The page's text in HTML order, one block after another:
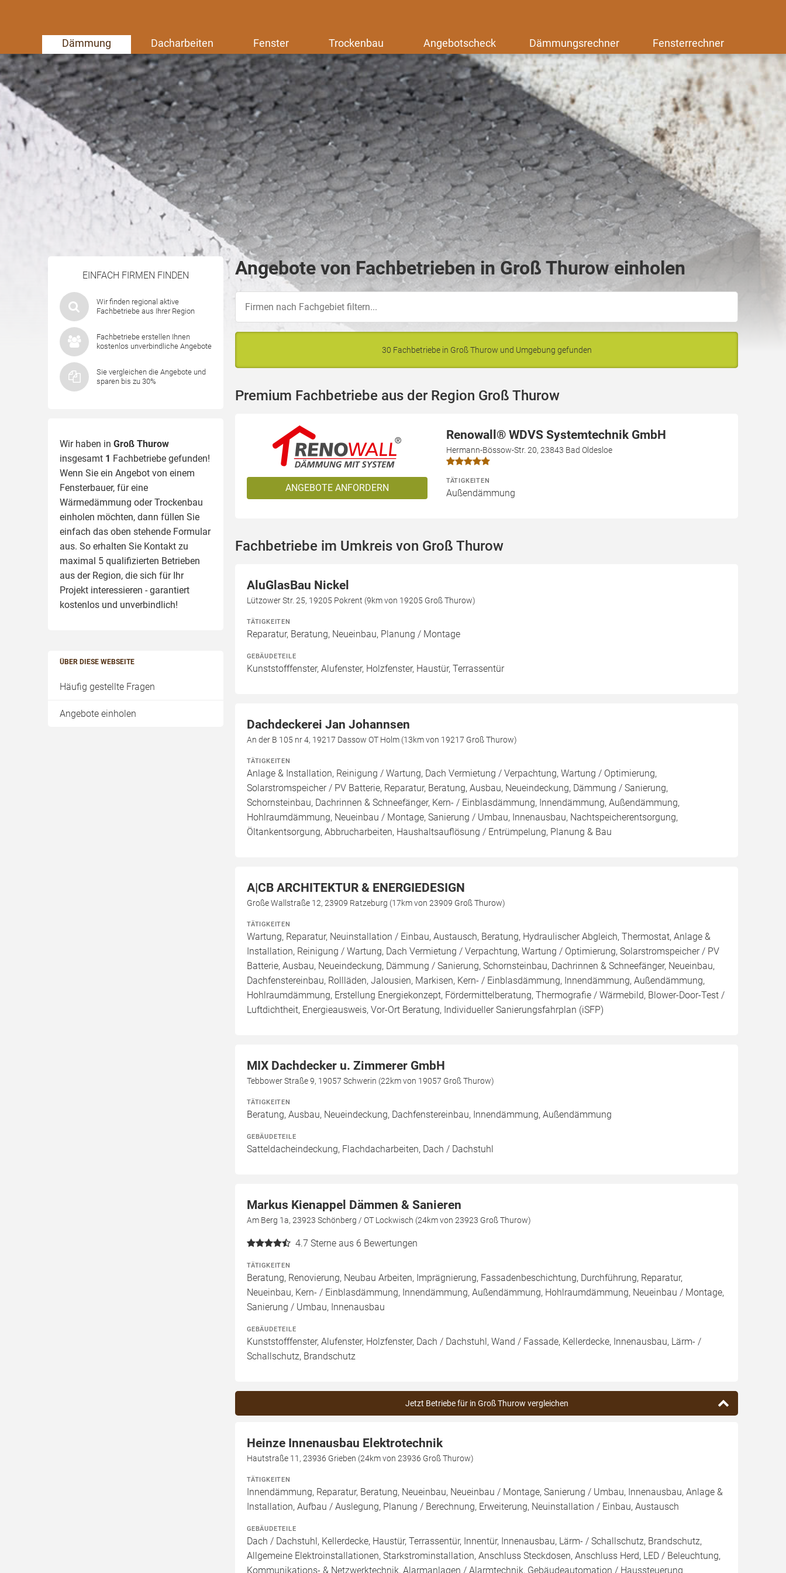
Dämmung Dacharbeiten Fenster Trockenbau Angebotscheck Dämmungsrechner Fensterrechner
EINFACH FIRMEN FINDEN
Wir finden regional aktive
Fachbetriebe aus Ihrer Region
Fachbetriebe erstellen Ihnen
kostenlos unverbindliche Angebote
Sie vergleichen die Angebote und
sparen bis zu 30%
Wir haben in Groß Thurow
insgesamt 1 Fachbetriebe gefunden!
Wenn Sie ein Angebot von einem
Fensterbauer, für eine
Wärmedämmung oder Trockenbau
einholen möchten, dann füllen Sie
einfach das oben stehende Formular
aus. So erhalten Sie Kontakt zu
maximal 5 qualifizierten Betrieben
aus der Region, die sich für Ihr
Projekt interessieren - garantiert
kostenlos und unverbindlich!
ÜBER DIESE WEBSEITE
Häufig gestellte Fragen
Angebote einholen
Angebote von Fachbetrieben in Groß Thurow einholen
30 Fachbetriebe in Groß Thurow und Umgebung gefunden
Premium Fachbetriebe aus der Region Groß Thurow
ANGEBOTE ANFORDERN
Renowall® WDVS Systemtechnik GmbH
Hermann-Bössow-Str. 20, 23843 Bad Oldesloe
TÄTIGKEITEN
Außendämmung
Fachbetriebe im Umkreis von Groß Thurow
AluGlasBau Nickel
Lützower Str. 25, 19205 Pokrent (9km von 19205 Groß Thurow)
TÄTIGKEITEN
Reparatur, Beratung, Neueinbau, Planung / Montage
GEBÄUDETEILE
Kunststofffenster, Alufenster, Holzfenster, Haustür, Terrassentür
Dachdeckerei Jan Johannsen
An der B 105 nr 4, 19217 Dassow OT Holm (13km von 19217 Groß Thurow)
TÄTIGKEITEN
Anlage & Installation, Reinigung / Wartung, Dach Vermietung / Verpachtung, Wartung / Optimierung,
Solarstromspeicher / PV Batterie, Reparatur, Beratung, Ausbau, Neueindeckung, Dämmung / Sanierung,
Schornsteinbau, Dachrinnen & Schneefänger, Kern- / Einblasdämmung, Innendämmung, Außendämmung,
Hohlraumdämmung, Neueinbau / Montage, Sanierung / Umbau, Innenausbau, Nachtspeicherentsorgung,
Öltankentsorgung, Abbrucharbeiten, Haushaltsauflösung / Entrümpelung, Planung & Bau
A|CB ARCHITEKTUR & ENERGIEDESIGN
Große Wallstraße 12, 23909 Ratzeburg (17km von 23909 Groß Thurow)
TÄTIGKEITEN
Wartung, Reparatur, Neuinstallation / Einbau, Austausch, Beratung, Hydraulischer Abgleich, Thermostat, Anlage &
Installation, Reinigung / Wartung, Dach Vermietung / Verpachtung, Wartung / Optimierung, Solarstromspeicher / PV
Batterie, Ausbau, Neueindeckung, Dämmung / Sanierung, Schornsteinbau, Dachrinnen & Schneefänger, Neueinbau,
Dachfenstereinbau, Rollläden, Jalousien, Markisen, Kern- / Einblasdämmung, Innendämmung, Außendämmung,
Hohlraumdämmung, Erstellung Energiekonzept, Fördermittelberatung, Thermografie / Wärmebild, Blower-Door-Test /
Luftdichtheit, Energieausweis, Vor-Ort Beratung, Individueller Sanierungsfahrplan (iSFP)
MIX Dachdecker u. Zimmerer GmbH
Tebbower Straße 9, 19057 Schwerin (22km von 19057 Groß Thurow)
TÄTIGKEITEN
Beratung, Ausbau, Neueindeckung, Dachfenstereinbau, Innendämmung, Außendämmung
GEBÄUDETEILE
Satteldacheindeckung, Flachdacharbeiten, Dach / Dachstuhl
Markus Kienappel Dämmen & Sanieren
Am Berg 1a, 23923 Schönberg / OT Lockwisch (24km von 23923 Groß Thurow)
4.7 Sterne aus 6 Bewertungen
TÄTIGKEITEN
Beratung, Renovierung, Neubau Arbeiten, Imprägnierung, Fassadenbeschichtung, Durchführung, Reparatur,
Neueinbau, Kern- / Einblasdämmung, Innendämmung, Außendämmung, Hohlraumdämmung, Neueinbau / Montage,
Sanierung / Umbau, Innenausbau
GEBÄUDETEILE
Kunststofffenster, Alufenster, Holzfenster, Dach / Dachstuhl, Wand / Fassade, Kellerdecke, Innenausbau, Lärm- /
Schallschutz, Brandschutz
Jetzt Betriebe für in Groß Thurow vergleichen
Heinze Innenausbau Elektrotechnik
Hautstraße 11, 23936 Grieben (24km von 23936 Groß Thurow)
TÄTIGKEITEN
Innendämmung, Reparatur, Beratung, Neueinbau, Neueinbau / Montage, Sanierung / Umbau, Innenausbau, Anlage &
Installation, Aufbau / Auslegung, Planung / Berechnung, Erweiterung, Neuinstallation / Einbau, Austausch
GEBÄUDETEILE
Dach / Dachstuhl, Kellerdecke, Haustür, Terrassentür, Innentür, Innenausbau, Lärm- / Schallschutz, Brandschutz,
Allgemeine Elektroinstallationen, Starkstrominstallation, Anschluss Steckdosen, Anschluss Herd, LED / Beleuchtung,
Kommunikations- & Netzwerktechnik, Alarmanlagen / Alarmtechnik, Gebäudeautomation / Haussteuerung